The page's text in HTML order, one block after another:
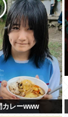
カレーwww